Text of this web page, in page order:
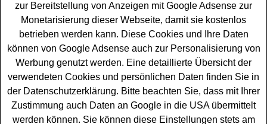
Energyscout Gewinnspiel -
Dresden Städtereise gewinnen
Wer gern eine schöne Städtereise gewinnen möchte,
sollte bei diesem kostenlosen Energyscout Gewinnspiel
mitmachen. Energyscout verlost einen Kurzurlaubin
Dresden mit einer Übernachtung im Hotel und einer
Dampferfahrt. Falls Sie an der Verlosung teilnehmen
zur Bereitstellung von Anzeigen mit Google Adsense zur
Monetarisierung dieser Webseite, damit sie kostenlos
betrieben werden kann. Diese Cookies und Ihre Daten
können von Google Adsense auch zur Personalisierung von
Werbung genutzt werden. Eine detaillierte Übersicht der
verwendeten Cookies und persönlichen Daten finden Sie in
der Datenschutzerklärung. Bitte beachten Sie, dass mit Ihrer
Zustimmung auch Daten an Google in die USA übermittelt
werden können. Sie können diese Einstellungen stets am